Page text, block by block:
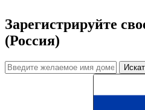
Зарегистрируйте
(Россия)